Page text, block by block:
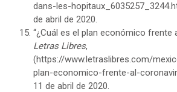
dans-les-
de abril de 2020.
“¿Cuál es el plan económico frente
Letras Libres,
(https://www.letraslibres.com/
plan-economico-frente-al-
11 de abril de 2020.